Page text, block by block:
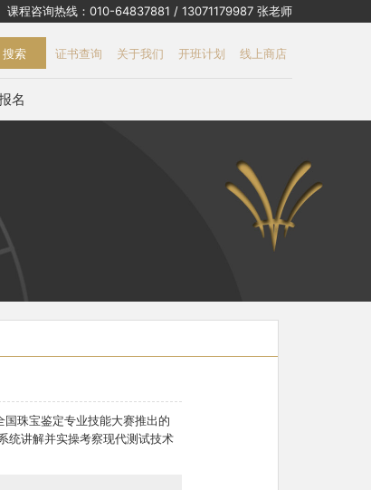
课程咨询热线：010-64837881 / 13071179987 张老师
搜索 证书查询 关于我们 开班计划 线上商店
名
国珠宝鉴定专业技能大赛推出的
统讲解并实操考察现代测试技术